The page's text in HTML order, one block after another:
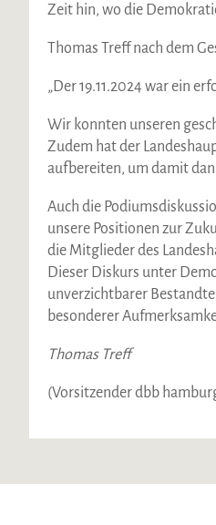
Zeit hin, wo die
Thomas Treff nach dem
„Der 19.11.2024 war ein
Wir konnten unseren
Zudem hat der
aufbereiten, um damit
Auch die
unsere Positionen zur
die Mitglieder des
Dieser Diskurs unter
unverzichtbarer
besonderer
Thomas Treff
(Vorsitzender dbb